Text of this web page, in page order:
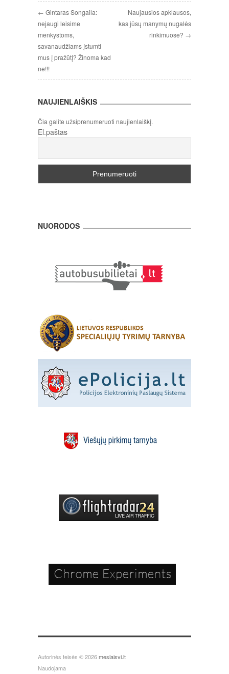
← Gintaras Songaila:
nejaugi leisime
menkystoms,
savanaudžiams įstumti
mus į pražūtį? Žinoma kad
ne!!!
Naujausios apklausos,
kas jūsų manymų nugalės
rinkimuose? →
NAUJIENLAIŠKIS
Čia galite užsiprenumeruoti naujienlaiškį.
El.paštas
NUORODOS
Autorinės teisės © 2026meslaisvi.lt
Naudojama